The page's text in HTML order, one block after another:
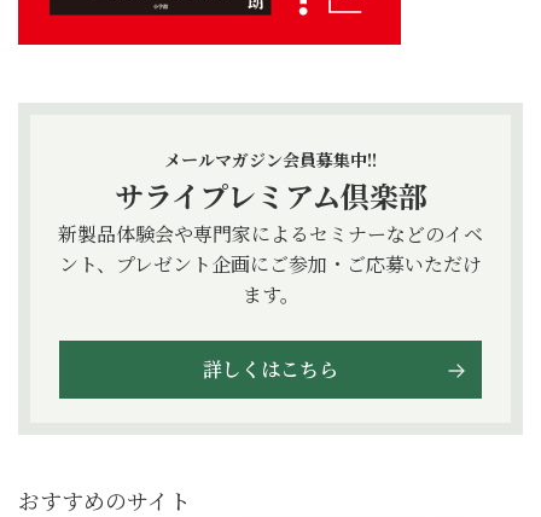
メールマガジン会員募集中!!
サライプレミアム倶楽部
新製品体験会や専門家によるセミナーなどのイベ
ント、プレゼント企画にご参加・ご応募いただけ
ます。
詳しくはこちら
おすすめのサイト